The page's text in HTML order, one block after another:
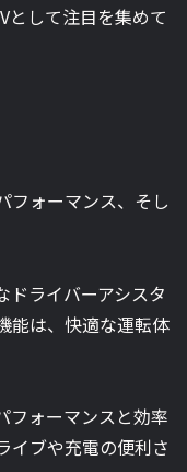
として注目を集めて
フォーマンス、そし
ドライバーアシスタ
能は、快適な運転体
フォーマンスと効率
イブや充電の便利さ